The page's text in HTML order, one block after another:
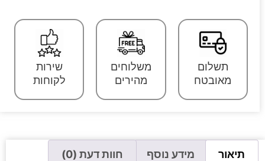
תשלום
מאובטח
משלוחים
מהירים
שירות
לקוחות
תיאור מידע נוסף חוות דעת (0)